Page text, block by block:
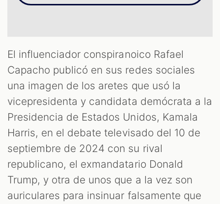
El influenciador conspiranoico Rafael
Capacho publicó en sus redes sociales
una imagen de los aretes que usó la
vicepresidenta y candidata demócrata a la
Presidencia de Estados Unidos, Kamala
Harris, en el debate televisado del 10 de
septiembre de 2024 con su rival
republicano, el exmandatario Donald
Trump, y otra de unos que a la vez son
auriculares para insinuar falsamente que